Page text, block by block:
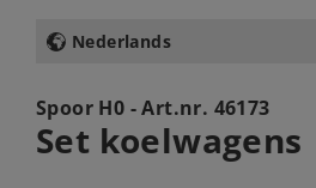
Nederlands
Spoor H0 - Art.nr. 46173
Set koelwagens